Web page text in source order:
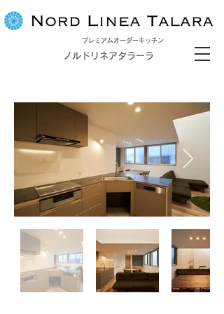
プレミアムオーダーキッチン
ノルドリネアタラーラ